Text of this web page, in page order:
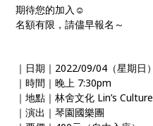
期待您的加入☺️
名額有限，請儘早報名～
｜日期｜2022/09/04（星期日）
｜時間｜晚上 7:30pm
｜地點｜林舍文化 Lin’s Culture
｜演出｜琴園國樂團